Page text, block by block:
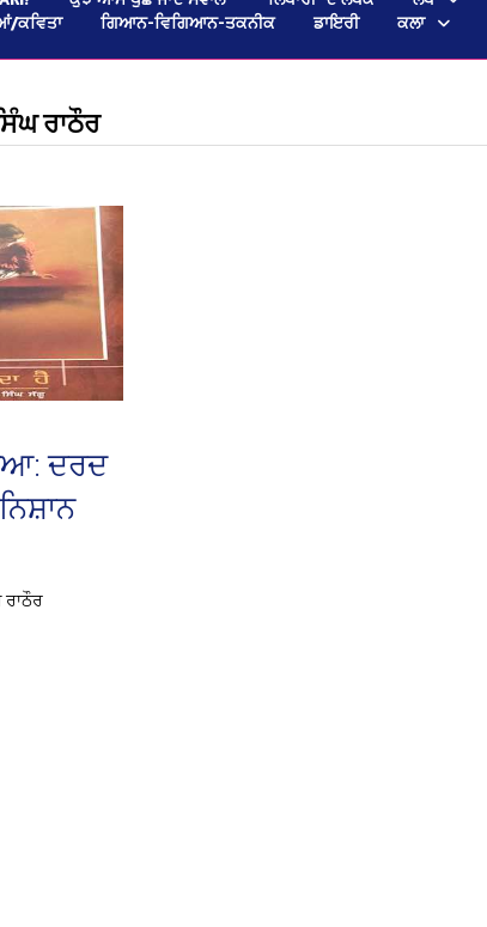
ਕਵਿਤਾ
ਗਿਆਨ-ਵਿਗਿਆਨ-ਤਕਨੀਕ ਡਾਇਰੀ ਕਲਾ
ਰਾਠੌਰ
ਦਰਦ
ਰਾਠੌਰ